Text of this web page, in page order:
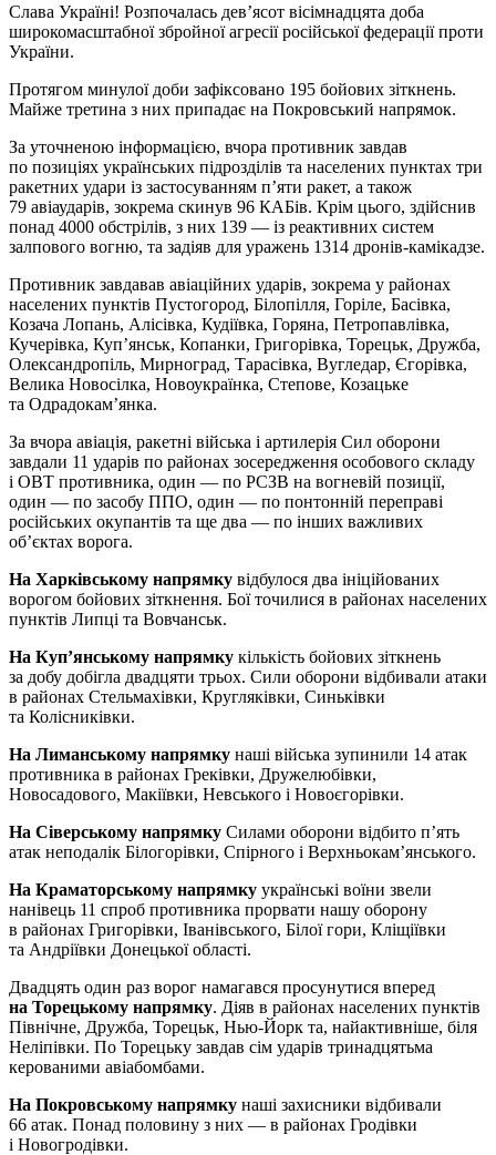
Слава Україні! Розпочалась дев’ясот вісімнадцята доба
широкомасштабної збройної агресії російської федерації проти
України.
Протягом минулої доби зафіксовано 195 бойових зіткнень.
Майже третина з них припадає на Покровський напрямок.
За уточненою інформацією, вчора противник завдав
по позиціях українських підрозділів та населених пунктах три
ракетних удари із застосуванням п’яти ракет, а також
79 авіаударів, зокрема скинув 96 КАБів. Крім цього, здійснив
понад 4000 обстрілів, з них 139 — із реактивних систем
залпового вогню, та задіяв для уражень 1314 дронів-камікадзе.
Противник завдавав авіаційних ударів, зокрема у районах
населених пунктів Пустогород, Білопілля, Горіле, Басівка,
Козача Лопань, Алісівка, Кудіївка, Горяна, Петропавлівка,
Кучерівка, Куп’янськ, Копанки, Григорівка, Торецьк, Дружба,
Олександропіль, Мирноград, Тарасівка, Вугледар, Єгорівка,
Велика Новосілка, Новоукраїнка, Степове, Козацьке
та Одрадокам’янка.
За вчора авіація, ракетні війська і артилерія Сил оборони
завдали 11 ударів по районах зосередження особового складу
і ОВТ противника, один — по РСЗВ на вогневій позиції,
один — по засобу ППО, один — по понтонній переправі
російських окупантів та ще два — по інших важливих
об’єктах ворога.
На Харківському напрямку відбулося два ініційованих
ворогом бойових зіткнення. Бої точилися в районах населених
пунктів Липці та Вовчанськ.
На Куп’янському напрямку кількість бойових зіткнень
за добу добігла двадцяти трьох. Сили оборони відбивали атаки
в районах Стельмахівки, Кругляківки, Синьківки
та Колісниківки.
На Лиманському напрямку наші війська зупинили 14 атак
противника в районах Греківки, Дружелюбівки,
Новосадового, Макіївки, Невського і Новоєгорівки.
На Сіверському напрямку Силами оборони відбито п’ять
атак неподалік Білогорівки, Спірного і Верхньокам’янського.
На Краматорському напрямку українські воїни звели
нанівець 11 спроб противника прорвати нашу оборону
в районах Григорівки, Іванівського, Білої гори, Кліщіївки
та Андріївки Донецької області.
Двадцять один раз ворог намагався просунутися вперед
на Торецькому напрямку. Діяв в районах населених пунктів
Північне, Дружба, Торецьк, Нью-Йорк та, найактивніше, біля
Неліпівки. По Торецьку завдав сім ударів тринадцятьма
керованими авіабомбами.
На Покровському напрямку наші захисники відбивали
66 атак. Понад половину з них — в районах Гродівки
і Новогродівки.